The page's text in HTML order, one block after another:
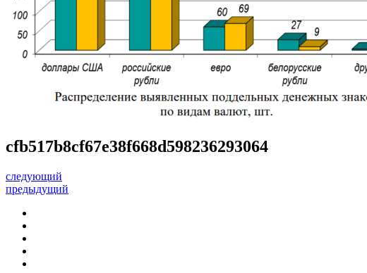
cfb517b8cf67e38f668d598236293064
следующий
предыдущий